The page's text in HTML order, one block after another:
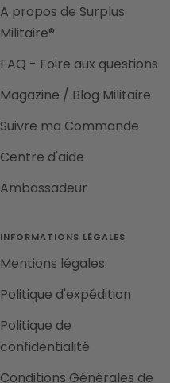
A propos de Surplus
Militaire®
FAQ - Foire aux questions
Magazine / Blog Militaire
Suivre ma Commande
Centre d'aide
Ambassadeur
INFORMATIONS LÉGALES
Mentions légales
Politique d'expédition
Politique de
confidentialité
Conditions Générales de